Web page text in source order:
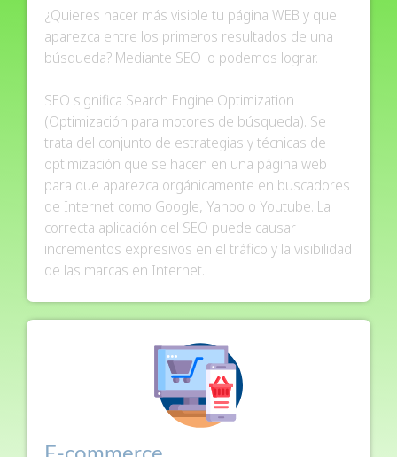
¿Quieres hacer más visible tu página WEB y que
aparezca entre los primeros resultados de una
búsqueda? Mediante SEO lo podemos lograr.
SEO significa Search Engine Optimization
(Optimización para motores de búsqueda). Se
trata del conjunto de estrategias y técnicas de
optimización que se hacen en una página web
para que aparezca orgánicamente en buscadores
de Internet como Google, Yahoo o Youtube. La
correcta aplicación del SEO puede causar
incrementos expresivos en el tráfico y la visibilidad
de las marcas en Internet.